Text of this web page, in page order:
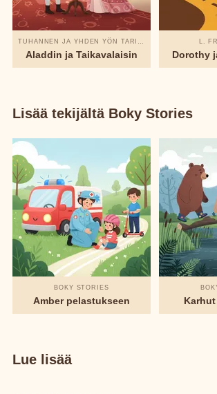
TUHANNEN JA YHDEN YÖN TARINAT
Aladdin ja Taikavalaisin
L.
Dorothy
Lisää tekijältä Boky Stories
BOKY STORIES
Amber pelastukseen
Lue lisää